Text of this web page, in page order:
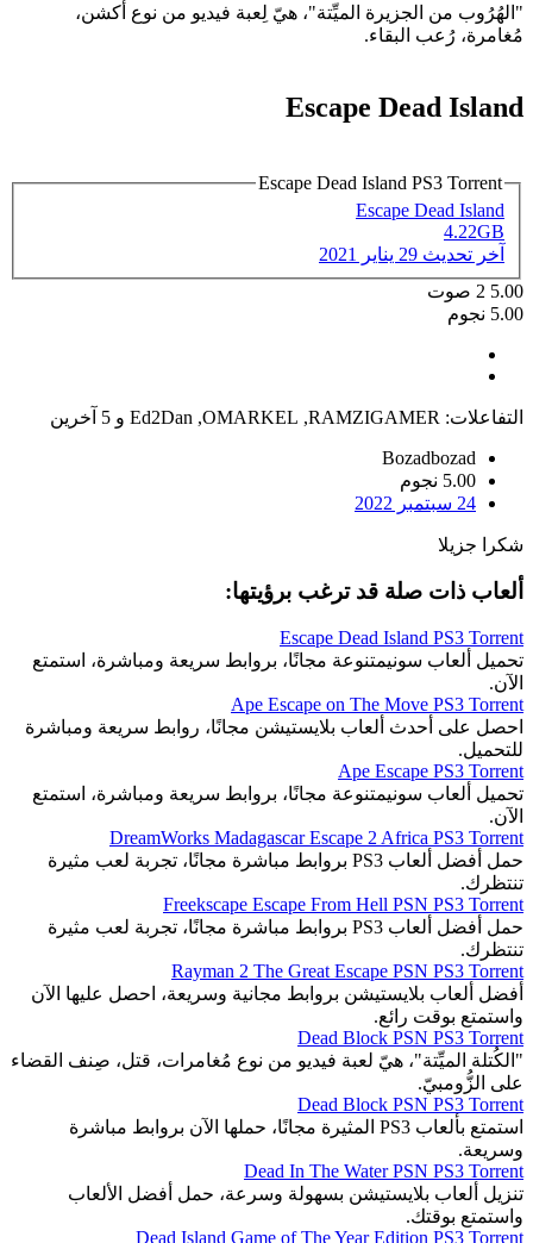
"الهُرُوب من الجزيرة الميِّتة"، هيّ لِعبة فيديو من نوع أكشن،
مُغامرة، رُعب البقاء.
Escape Dead Island
Escape Dead Island PS3 Torrent
Escape Dead Island
4.22GB
آخر تحديث 29 يناير 2021
5.00
2 صوت
5.00 نجوم
التفاعلات: RAMZIGAMER
,
OMARKEL
,
Ed2Dan و 5 آخرين
Bozadbozad
5.00 نجوم
24 سبتمبر 2022
شكرا جزيلا
ألعاب ذات صلة قد ترغب برؤيتها:
Escape Dead Island PS3 Torrent
تحميل ألعاب سونيمتنوعة مجانًا، بروابط سريعة ومباشرة، استمتع
الآن.
Ape Escape on The Move PS3 Torrent
احصل على أحدث ألعاب بلايستيشن مجانًا، روابط سريعة ومباشرة
للتحميل.
Ape Escape PS3 Torrent
تحميل ألعاب سونيمتنوعة مجانًا، بروابط سريعة ومباشرة، استمتع
الآن.
DreamWorks Madagascar Escape 2 Africa PS3 Torrent
حمل أفضل ألعاب PS3 بروابط مباشرة مجانًا، تجربة لعب مثيرة
تنتظرك.
Freekscape Escape From Hell PSN PS3 Torrent
حمل أفضل ألعاب PS3 بروابط مباشرة مجانًا، تجربة لعب مثيرة
تنتظرك.
Rayman 2 The Great Escape PSN PS3 Torrent
أفضل ألعاب بلايستيشن بروابط مجانية وسريعة، احصل عليها الآن
واستمتع بوقت رائع.
Dead Block PSN PS3 Torrent
"الكُتلة الميِّتة"، هيّ لعبة فيديو من نوع مُغامرات، قتل، صِنف القضاء
على الزُّومبيّ.
Dead Block PSN PS3 Torrent
استمتع بألعاب PS3 المثيرة مجانًا، حملها الآن بروابط مباشرة
وسريعة.
Dead In The Water PSN PS3 Torrent
تنزيل ألعاب بلايستيشن بسهولة وسرعة، حمل أفضل الألعاب
واستمتع بوقتك.
Dead Island Game of The Year Edition PS3 Torrent